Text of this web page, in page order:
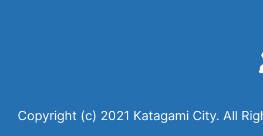
Copyright (c) 2021 Katagami City. All